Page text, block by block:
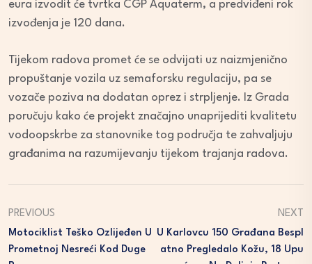
eura izvodit će tvrtka CGP Aquaterm, a predviđeni rok
izvođenja je 120 dana.
Tijekom radova promet će se odvijati uz naizmjenično
propuštanje vozila uz semaforsku regulaciju, pa se
vozače poziva na dodatan oprez i strpljenje. Iz Grada
poručuju kako će projekt značajno unaprijediti kvalitetu
vodoopskrbe za stanovnike tog područja te zahvaljuju
građanima na razumijevanju tijekom trajanja radova.
PREVIOUS
Motociklist Teško Ozlijeđen U
Prometnoj Nesreći Kod Duge
NEXT
U Karlovcu 150 Građana Bespl
Atno Pregledalo Kožu, 18 Upu